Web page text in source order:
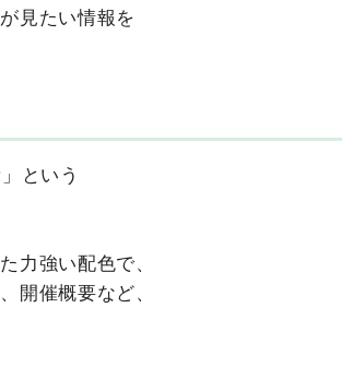
見たい情報を
という
力強い配色で、
開催概要など、